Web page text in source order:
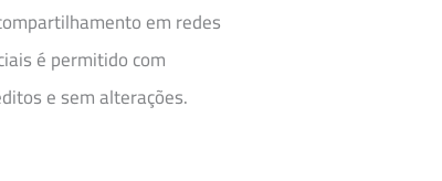
em redes
é permitido com
e sem alterações.